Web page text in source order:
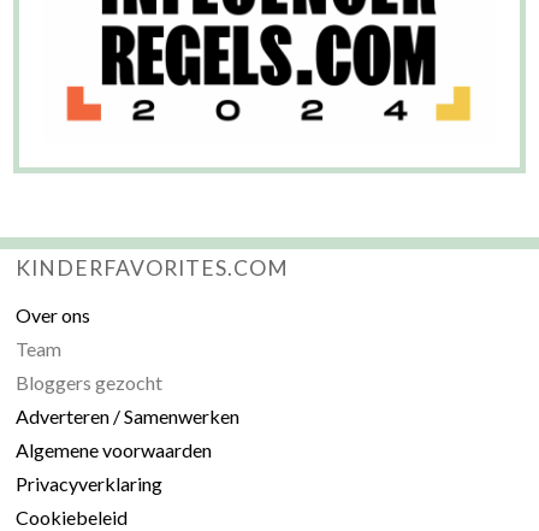
KINDERFAVORITES.COM
Over ons
Team
Bloggers gezocht
Adverteren / Samenwerken
Algemene voorwaarden
Privacyverklaring
Cookiebeleid